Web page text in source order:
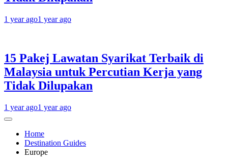
1 year ago1 year ago
15 Pakej Lawatan Syarikat Terbaik di
Malaysia untuk Percutian Kerja yang
Tidak Dilupakan
1 year ago1 year ago
Home
Destination Guides
Europe